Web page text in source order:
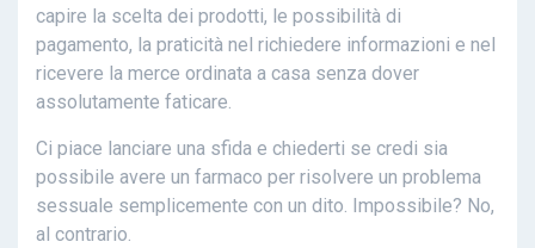
capire la scelta dei prodotti, le possibilità di
pagamento, la praticità nel richiedere informazioni e nel
ricevere la merce ordinata a casa senza dover
assolutamente faticare.
Ci piace lanciare una sfida e chiederti se credi sia
possibile avere un farmaco per risolvere un problema
sessuale semplicemente con un dito. Impossibile? No,
al contrario.